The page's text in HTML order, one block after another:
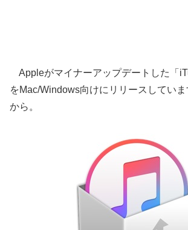
Appleがマイナーアップデートした「
をMac/Windows向けにリリースしてい
から。